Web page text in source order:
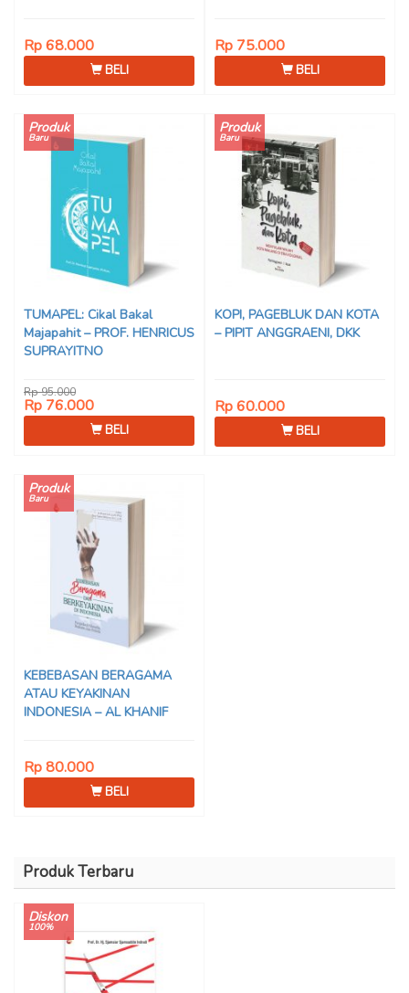
Rp 68.000
BELI
Rp 75.000
BELI
Produk
Baru
TUMAPEL: Cikal Bakal
Majapahit – PROF. HENRICUS
SUPRAYITNO
Rp 95.000
Rp 76.000
BELI
Produk
Baru
KOPI, PAGEBLUK DAN KOTA
– PIPIT ANGGRAENI, DKK
Rp 60.000
BELI
Produk
Baru
KEBEBASAN BERAGAMA
ATAU KEYAKINAN
INDONESIA – AL KHANIF
Rp 80.000
BELI
Produk Terbaru
Diskon
100%